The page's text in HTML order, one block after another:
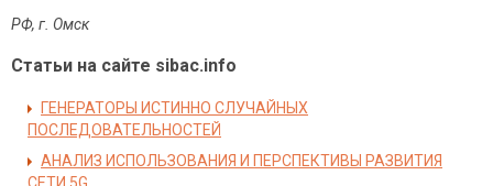
РФ, г. Омск
Статьи на сайте sibac.info
ГЕНЕРАТОРЫ ИСТИННО СЛУЧАЙНЫХ
ПОСЛЕДОВАТЕЛЬНОСТЕЙ
АНАЛИЗ ИСПОЛЬЗОВАНИЯ И ПЕРСПЕКТИВЫ РАЗВИТИЯ